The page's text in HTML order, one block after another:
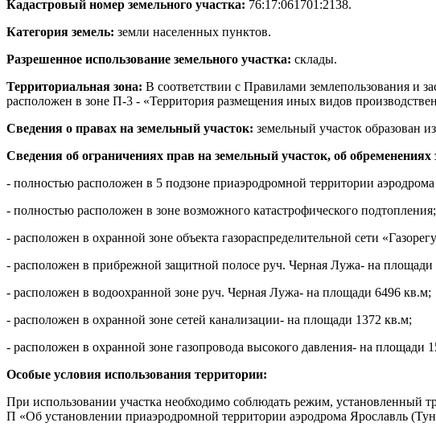
Кадастровый номер земельного участка: 76:17:061701:2138.
Категория земель: земли населенных пунктов.
Разрешенное использование земельного участка: склады.
Территориальная зона: В соответствии с Правилами землепользования и
расположен в зоне П-3 - «Территория размещения иных видов
Сведения о правах на земельный участок: земельный участок образован
Сведения об ограничениях прав на земельный участок, об обременениях
- полностью расположен в 5 подзоне приаэродромной территории
- полностью расположен в зоне возможного катастрофического подтопления;
- расположен в охранной зоне объекта газораспределительной сети
- расположен в прибрежной защитной полосе руч. Черная Лужа- на площади
- расположен в водоохранной зоне руч. Черная Лужа- на площади 6496 кв.м;
- расположен в охранной зоне сетей канализации- на площади 1372 кв.м;
- расположен в охранной зоне газопровода высокого давления- на площади
Особые условия использования территории:
При использовании участка необходимо соблюдать режим, установленный
П «Об установлении приаэродромной территории аэродрома Ярославль